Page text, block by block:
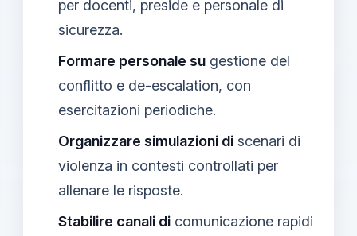
per docenti, preside e personale di
sicurezza.
Formare personale su gestione del
conflitto e de-escalation, con
esercitazioni periodiche.
Organizzare simulazioni di scenari di
violenza in contesti controllati per
allenare le risposte.
Stabilire canali di comunicazione rapidi